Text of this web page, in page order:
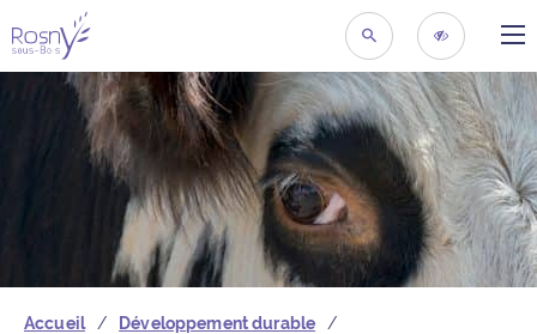
Retour à la pageRECHERCHER
Accueil
Développement durable